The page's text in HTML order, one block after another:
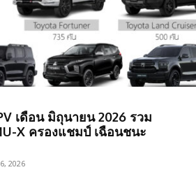
เดือน มิถุนายน 2026 รวม
X ครองแชมป์ เฉือนชนะ
2026